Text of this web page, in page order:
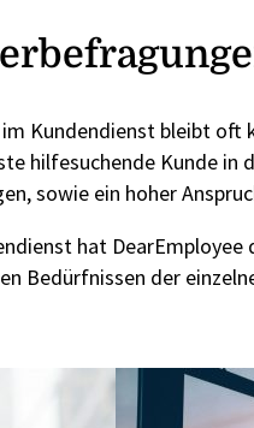
Kundendienst bleibt
hilfesuchende Kunde
sowie ein hoher
hat
Bedürfnissen der